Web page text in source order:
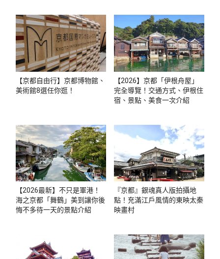
【京都自由行】京都博物館、
美術館8選任你逛！
【2026】京都「伊根舟屋」
完全導覽！交通方式、伊根住
宿、景點、美食一次介紹
【2026最新】不只是軍港！
海之京都「舞鶴」美到讓你後
悔不多待一天的景點介紹
『京都』銀魂真人版拍攝地
點！充滿江戶風情的東映太秦
映畫村